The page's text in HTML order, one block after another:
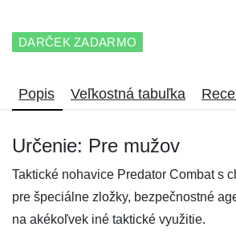
DARČEK ZADARMO
Popis Veľkostná tabuľka
Určenie: Pre mužov
Taktické nohavice Predator Combat s
pre špeciálne zložky, bezpečnostné
na akékoľvek iné taktické využitie.